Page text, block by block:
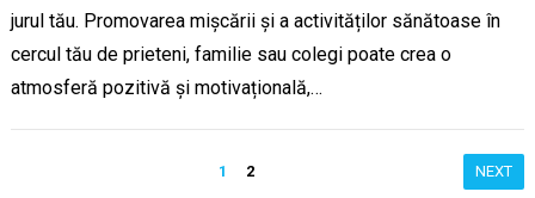
jurul tău. Promovarea mișcării și a activităților sănătoase în
cercul tău de prieteni, familie sau colegi poate crea o
atmosferă pozitivă și motivațională,…
1 2 NEXT